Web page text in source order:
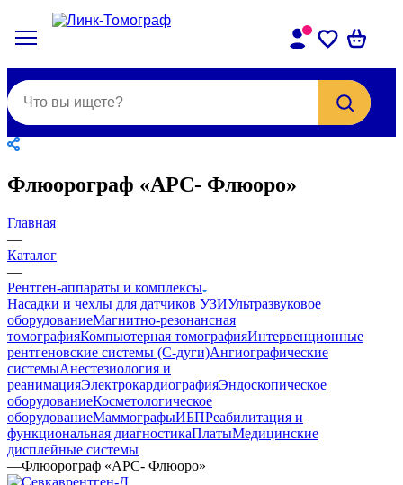
Флюорограф «АРС- Флюоро»
Главная
—
Каталог
—
Рентген-аппараты и комплексы
Насадки и чехлы для датчиков УЗИУльтразвуковое
оборудованиеМагнитно-резонансная
томографияКомпьютерная томографияИнтервенционные
рентгеновские системы (С-дуги)Ангиографические
системыАнестезиология и
реанимацияЭлектрокардиографияЭндоскопическое
оборудованиеКосметологическое
оборудованиеМаммографыИБПРеабилитация и
функциональная диагностикаПлатыМедицинские
дисплейные системы
—Флюорограф «АРС- Флюоро»